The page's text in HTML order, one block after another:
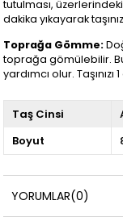
tutulması,
dakika yıkayarak
Toprağa Gömme:
toprağa gömülebilir.
yardımcı olur.
Taş Cinsi
Boyut
YORUMLAR(0)